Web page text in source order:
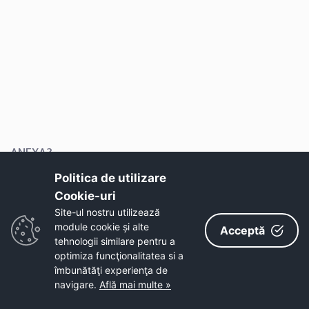
ANEXA3
Politica de utilizare
Cookie-uri‎
Site-ul nostru utilizează
module cookie și alte
tehnologii similare pentru a
optimiza funcţionalitatea si a
îmbunătăţi experienţa de
navigare. Află mai multe »
Acceptă